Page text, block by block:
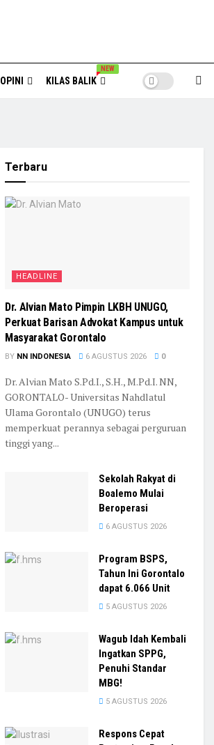
OPINI KILAS BALIK
NEW
Terbaru
HEADLINE
Dr. Alvian Mato Pimpin LKBH UNUGO,
Perkuat Barisan Advokat Kampus untuk
Masyarakat Gorontalo
BY NN INDONESIA 6 AGUSTUS 2026 0
Dr. Alvian Mato S.Pd.I., S.H., M.Pd.I. NN,
GORONTALO- Universitas Nahdlatul
Ulama Gorontalo (UNUGO) terus
memperkuat perannya sebagai perguruan
tinggi yang...
Sekolah Rakyat di
Boalemo Mulai
Beroperasi
6 AGUSTUS 2026
Program BSPS,
Tahun Ini Gorontalo
dapat 6.066 Unit
5 AGUSTUS 2026
Wagub Idah Kembali
Ingatkan SPPG,
Penuhi Standar
MBG!
5 AGUSTUS 2026
Respons Cepat